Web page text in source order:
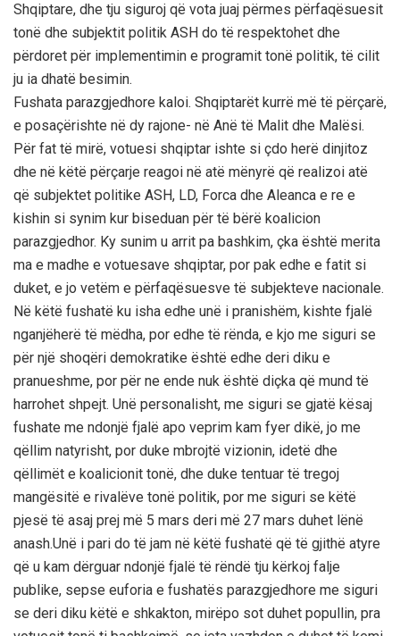
Shqiptare, dhe tju siguroj që vota juaj përmes përfaqësuesit
tonë dhe subjektit politik ASH do të respektohet dhe
përdoret për implementimin e programit tonë politik, të cilit
ju ia dhatë besimin.
Fushata parazgjedhore kaloi. Shqiptarët kurrë më të përçarë,
e posaçërishte në dy rajone- në Anë të Malit dhe Malësi.
Për fat të mirë, votuesi shqiptar ishte si çdo herë dinjitoz
dhe në këtë përçarje reagoi në atë mënyrë që realizoi atë
që subjektet politike ASH, LD, Forca dhe Aleanca e re e
kishin si synim kur biseduan për të bërë koalicion
parazgjedhor. Ky sunim u arrit pa bashkim, çka është merita
ma e madhe e votuesave shqiptar, por pak edhe e fatit si
duket, e jo vetëm e përfaqësuesve të subjekteve nacionale.
Në këtë fushatë ku isha edhe unë i pranishëm, kishte fjalë
nganjëherë të mëdha, por edhe të rënda, e kjo me siguri se
për një shoqëri demokratike është edhe deri diku e
pranueshme, por për ne ende nuk është diçka që mund të
harrohet shpejt. Unë personalisht, me siguri se gjatë kësaj
fushate me ndonjë fjalë apo veprim kam fyer dikë, jo me
qëllim natyrisht, por duke mbrojtë vizionin, idetë dhe
qëllimët e koalicionit tonë, dhe duke tentuar të tregoj
mangësitë e rivalëve tonë politik, por me siguri se këtë
pjesë të asaj prej më 5 mars deri më 27 mars duhet lënë
anash.Unë i pari do të jam në këtë fushatë që të gjithë atyre
që u kam dërguar ndonjë fjalë të rëndë tju kërkoj falje
publike, sepse euforia e fushatës parazgjedhore me siguri
se deri diku këtë e shkakton, mirëpo sot duhet popullin, pra